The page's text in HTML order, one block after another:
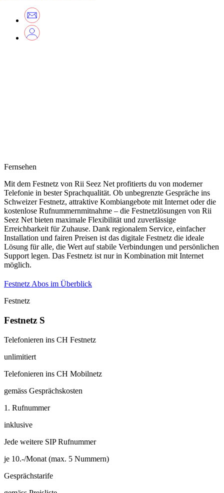
Fernsehen
Mit dem Festnetz von Rii Seez Net profitierts du von moderner
Telefonie in bester Sprachqualität. Ob unbegrenzte Gespräche ins
Schweizer Festnetz, attraktive Kombiangebote mit Internet oder die
kostenlose Rufnummernmitnahme – die Festnetzlösungen von Rii
Seez Net bieten maximale Flexibilität und zuverlässige
Erreichbarkeit für Zuhause. Dank regionalem Service, einfacher
Installation und fairen Preisen ist das digitale Festnetz die ideale
Lösung für alle, die Wert auf stabile Verbindungen und persönlichen
Support legen. Das Festnetz ist nur in Kombination mit Internet
möglich.
Festnetz Abos im Überblick
Festnetz
Festnetz S
Telefonieren ins CH Festnetz
unlimitiert
Telefonieren ins CH Mobilnetz
gemäss Gesprächskosten
1. Rufnummer
inklusive
Jede weitere SIP Rufnummer
je 10.-/Monat (max. 5 Nummern)
Gesprächstarife